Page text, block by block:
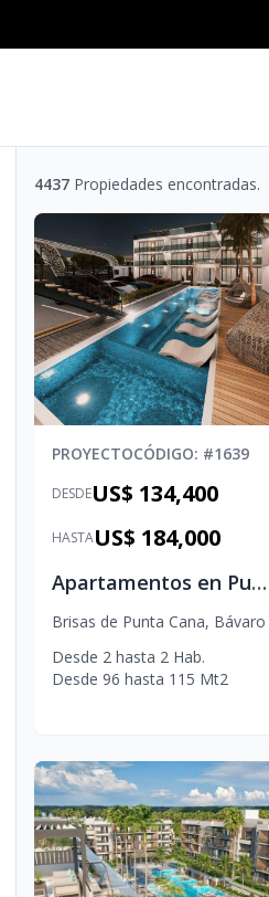
4437 Propiedades encontradas.
PROYECTOCÓDIGO: #1639
DESDEUS$ 134,400
HASTAUS$ 184,000
Apartamentos en Punta Cana | Proyecto exclusivo en Brisas de Punta Cana
Brisas de Punta Cana, Bávaro
Desde 2 hasta 2 Hab.
Desde 96 hasta 115 Mt2